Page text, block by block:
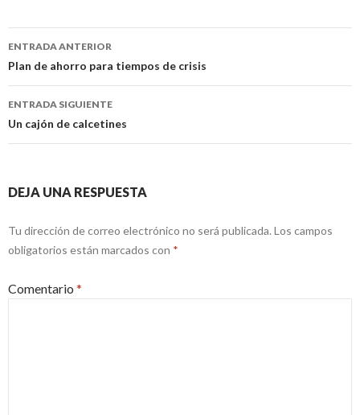
Navegación
de
entradas
ENTRADA ANTERIOR
Plan de ahorro para tiempos de crisis
ENTRADA SIGUIENTE
Un cajón de calcetines
DEJA UNA RESPUESTA
Tu dirección de correo electrónico no será publicada. Los campos
obligatorios están marcados con *
Comentario *